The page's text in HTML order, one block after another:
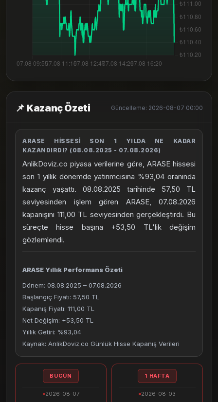
📌 Kazanç Özeti Güncelleme: 2026-08-07 00:00
ARASE HISSESI SON 1 YILDA NE KADAR
KAZANDIRDI? (08.08.2025 - 07.08.2026)
AnlikDoviz.co piyasa verilerine göre, ARASE hissesi
son 1 yıllık dönemde yatırımcısına %93,04 oranında
kazanç yaşattı. 08.08.2025 tarihinde 57,50 TL
seviyesinden işlem gören ARASE, 07.08.2026
kapanışını 111,00 TL seviyesinden gerçekleştirdi. Bu
süreçte hisse başına +53,50 TL'lik değişim
gözlemlendi.
ARASE Yıllık Performans Özeti
Dönem: 08.08.2025 – 07.08.2026
Başlangıç Fiyatı: 57,50 TL
Kapanış Fiyatı: 111,00 TL
Net Değişim: +53,50 TL
Yıllık Getiri: %93,04
Kaynak: AnlikDoviz.co Günlük Hisse Kapanış Verileri
BUGÜN
2026-08-07
1 HAFTA
2026-08-03